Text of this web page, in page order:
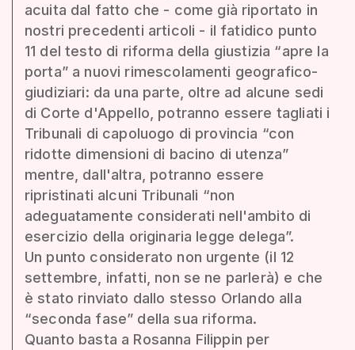
acuita dal fatto che - come già riportato in
nostri precedenti articoli - il fatidico punto
11 del testo di riforma della giustizia “apre la
porta” a nuovi rimescolamenti geografico-
giudiziari: da una parte, oltre ad alcune sedi
di Corte d'Appello, potranno essere tagliati i
Tribunali di capoluogo di provincia “con
ridotte dimensioni di bacino di utenza”
mentre, dall'altra, potranno essere
ripristinati alcuni Tribunali “non
adeguatamente considerati nell'ambito di
esercizio della originaria legge delega”.
Un punto considerato non urgente (il 12
settembre, infatti, non se ne parlerà) e che
è stato rinviato dallo stesso Orlando alla
“seconda fase” della sua riforma.
Quanto basta a Rosanna Filippin per